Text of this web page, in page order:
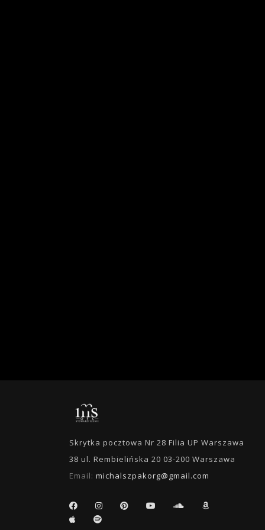
Skrytka pocztowa Nr 28 Filia UP Warszawa
38 ul. Rembielińska 20 03-200 Warszawa
Email: michalszpakorg@gmail.com